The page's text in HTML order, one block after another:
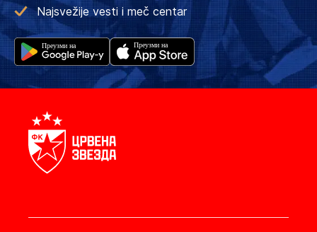
Najsvežije vesti i meč centar